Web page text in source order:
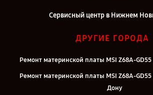
Сервисный центр в Нижнем
ДРУГИЕ ГОРОДА
Ремонт материнской платы MSI Z68A-GD55
Ремонт материнской платы MSI Z68A-GD55
Дону